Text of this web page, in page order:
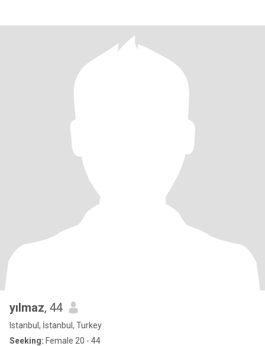
yılmaz, 44
Istanbul, İstanbul, Turkey
Seeking: Female 20 - 44